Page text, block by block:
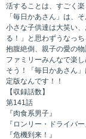
活することは、すごく楽
「毎日かあさん」は、
小さな子供達は大笑い
る！」と思わずうなっち
抱腹絶倒、親子の愛の物
ファミリーみんなで楽
そう！「毎日かあさん
定版なんです！！
【収録話数】
第141話
『肉食系男子』
『ロンリー・ドライバー
『危機到来！』